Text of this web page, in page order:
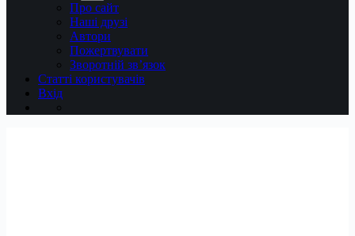
Про сайт
Наші друзі
Автори
Пожертвувати
Зворотній зв’язок
Статті користувачів
Вхід